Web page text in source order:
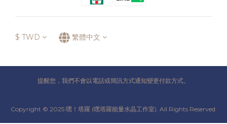
$ TWD 繁體中文
提醒您，我們不會以電話或簡訊方式通知變更付款方式。
Copyright © 2025 嘿！塔羅 (嘿塔羅能量水晶工作室). All Rights Reserved.